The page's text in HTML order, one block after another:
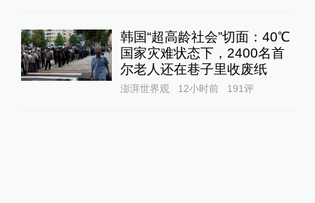
韩国“超高龄社会”切面：40℃
国家灾难状态下，2400名首
尔老人还在巷子里收废纸
澎湃世界观 12小时前 191评